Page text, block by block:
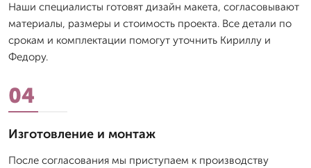
Наши специалисты готовят дизайн макета, согласовывают
материалы, размеры и стоимость проекта. Все детали по
срокам и комплектации помогут уточнить Кириллу и
Федору.
04
Изготовление и монтаж
После согласования мы приступаем к производству